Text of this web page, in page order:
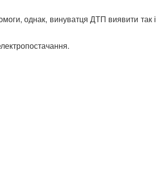
однак, винуватця ДТП виявити так і